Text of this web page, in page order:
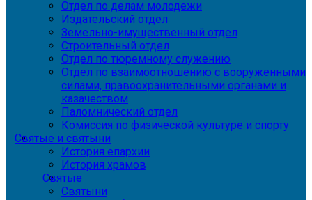
Отдел по делам молодежи
Издательский отдел
Земельно-имущественный отдел
Строительный отдел
Отдел по тюремному служению
Отдел по взаимоотношению с вооруженными
силами, правоохранительными органами и
казачеством
Паломнический отдел
Комиссия по физической культуре и спорту
Святые и святыни
История епархии
История храмов
Святые
Святыни